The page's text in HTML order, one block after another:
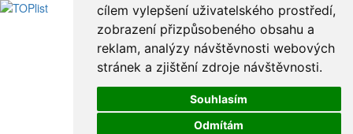
cílem vylepšení uživatelského prostředí,
zobrazení přizpůsobeného obsahu a
reklam, analýzy návštěvnosti webových
stránek a zjištění zdroje návštěvnosti.
Souhlasím
Odmítám